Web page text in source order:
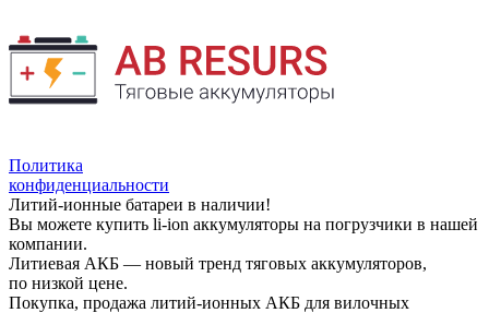
Политика
конфиденциальности
Литий-ионные батареи в наличии!
Вы можете купить li-ion аккумуляторы на погрузчики в нашей
компании.
Литиевая АКБ — новый тренд тяговых аккумуляторов,
по низкой цене.
Покупка, продажа литий-ионных АКБ для вилочных